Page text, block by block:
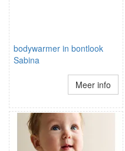
bodywarmer in bontlook
Sabina
Meer info